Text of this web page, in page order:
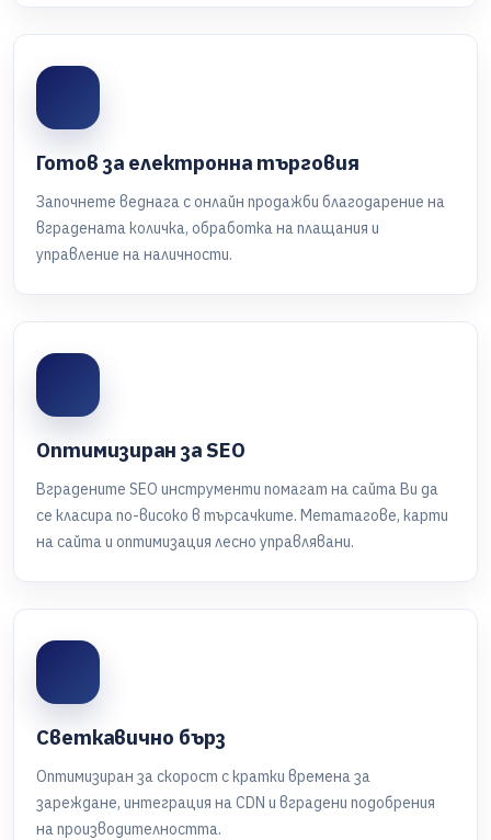
Готов за електронна търговия
Започнете веднага с онлайн продажби благодарение на
вградената количка, обработка на плащания и
управление на наличности.
Оптимизиран за SEO
Вградените SEO инструменти помагат на сайта Ви да
се класира по-високо в търсачките. Метатагове, карти
на сайта и оптимизация лесно управлявани.
Светкавично бърз
Оптимизиран за скорост с кратки времена за
зареждане, интеграция на CDN и вградени подобрения
на производителността.